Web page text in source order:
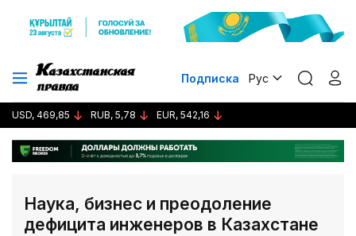
Подписка Рус
USD, 469,85 RUB, 5,78 EUR, 542,16
Наука, бизнес и преодоление
дефицита инженеров в Казахстане